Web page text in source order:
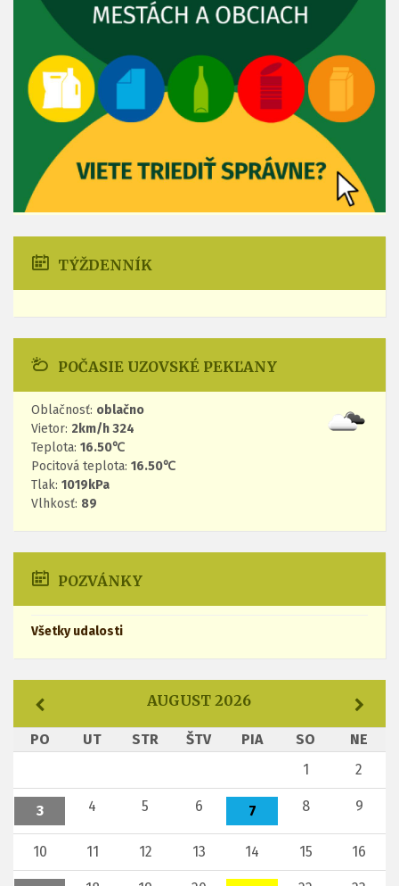
TÝŽDENNÍK
POČASIE UZOVSKÉ PEKĽANY
Oblačnosť: oblačno
Vietor: 2km/h 324
Teplota: 16.50℃
Pocitová teplota: 16.50℃
Tlak: 1019kPa
Vlhkosť: 89
POZVÁNKY
Všetky udalosti
AUGUST 2026
PO UT STR ŠTV PIA SO
NE
1
2
3 4 5 6 7 8 9
10 11 12 13 14 15 16